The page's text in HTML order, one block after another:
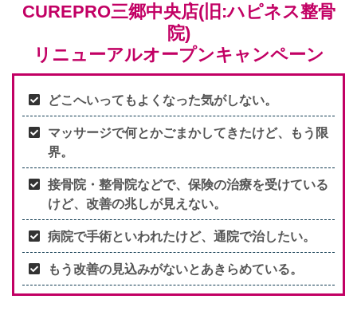
CUREPRO三郷中央店(旧:ハピネス整骨
院)
リニューアルオープンキャンペーン
どこへいってもよくなった気がしない。
マッサージで何とかごまかしてきたけど、もう限
界。
接骨院・整骨院などで、保険の治療を受けている
けど、改善の兆しが見えない。
病院で手術といわれたけど、通院で治したい。
もう改善の見込みがないとあきらめている。